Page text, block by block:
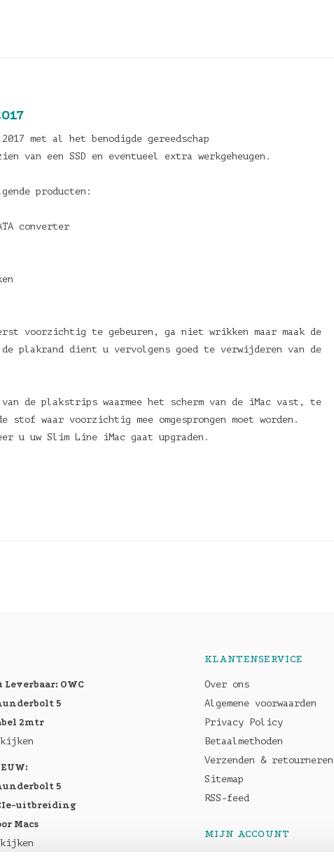
met al het benodigde gereedschap
van een SSD en eventueel extra werkgeheugen.
producten:
converter
voorzichtig te gebeuren, ga niet wrikken maar maak de
plakrand dient u vervolgens goed te verwijderen van de
de plakstrips waarmee het scherm van de iMac vast, te
waar voorzichtig mee omgesprongen moet worden.
u uw Slim Line iMac gaat upgraden.
Leverbaar: OWC
5
2mtr
5
uitbreiding
Macs
KLANTENSERVICE
Over ons
Algemene voorwaarden
Privacy Policy
Betaalmethoden
Verzenden & retourneren
Sitemap
RSS-feed
MIJN ACCOUNT